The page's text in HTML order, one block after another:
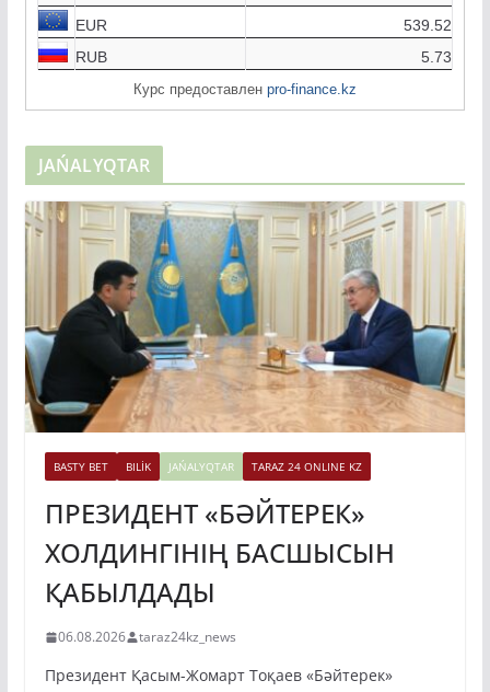
EUR
539.52
RUB
5.73
Курс предоставлен pro-finance.kz
JAŃALYQTAR
BASTY BET BILİK JAŃALYQTAR TARAZ 24 ONLINE KZ
ПРЕЗИДЕНТ «БӘЙТЕРЕК»
ХОЛДИНГІНІҢ БАСШЫСЫН
ҚАБЫЛДАДЫ
06.08.2026 taraz24kz_news
Президент Қасым-Жомарт Тоқаев «Бәйтерек»